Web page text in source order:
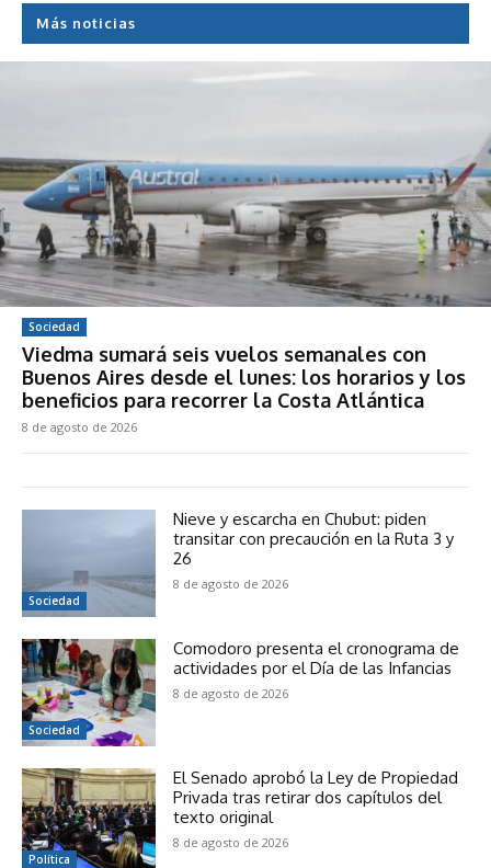
Más noticias
Sociedad
Viedma sumará seis vuelos semanales con
Buenos Aires desde el lunes: los horarios y los
beneficios para recorrer la Costa Atlántica
8 de agosto de 2026
Sociedad
Nieve y escarcha en Chubut: piden
transitar con precaución en la Ruta 3 y
26
8 de agosto de 2026
Sociedad
Comodoro presenta el cronograma de
actividades por el Día de las Infancias
8 de agosto de 2026
Política
El Senado aprobó la Ley de Propiedad
Privada tras retirar dos capítulos del
texto original
8 de agosto de 2026